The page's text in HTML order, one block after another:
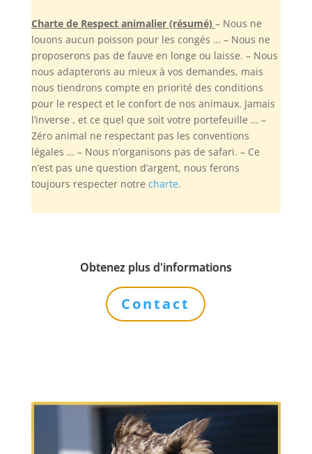
Charte de Respect animalier (résumé) – Nous ne
louons aucun poisson pour les congés … – Nous ne
proposerons pas de fauve en longe ou laisse. – Nous
nous adapterons au mieux à vos demandes, mais
nous tiendrons compte en priorité des conditions
pour le respect et le confort de nos animaux. Jamais
l’inverse , et ce quel que soit votre portefeuille … –
Zéro animal ne respectant pas les conventions
légales … – Nous n’organisons pas de safari. – Ce
n’est pas une question d’argent, nous ferons
toujours respecter notre charte.
Obtenez plus d'informations
Contact